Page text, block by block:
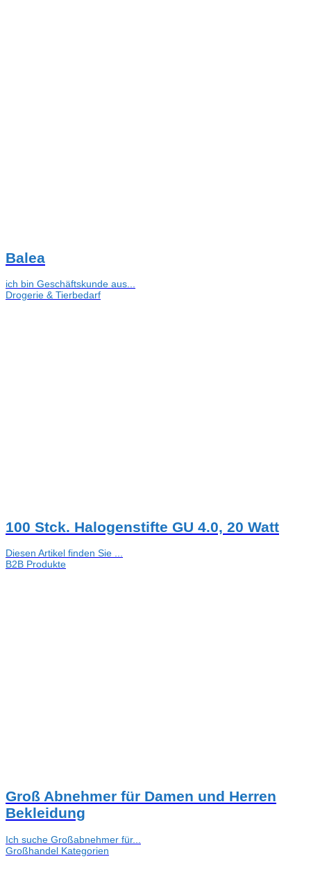
Balea
ich bin Geschäftskunde aus...
Drogerie & Tierbedarf
100 Stck. Halogenstifte GU 4.0, 20 Watt
Diesen Artikel finden Sie ...
B2B Produkte
Groß Abnehmer für Damen und Herren
Bekleidung
Ich suche Großabnehmer für...
Großhandel Kategorien